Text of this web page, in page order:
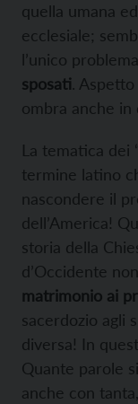
quella umana
ecclesiale;
l’unico
sposati.
ombra anche in
La tematica dei “
termine latino
nascondere il
dell’America!
storia della
d’Occidente
matrimonio ai
sacerdozio agli
diversa! In
Quante parole
anche con